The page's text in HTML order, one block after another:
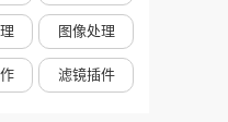
图像处理
滤镜插件